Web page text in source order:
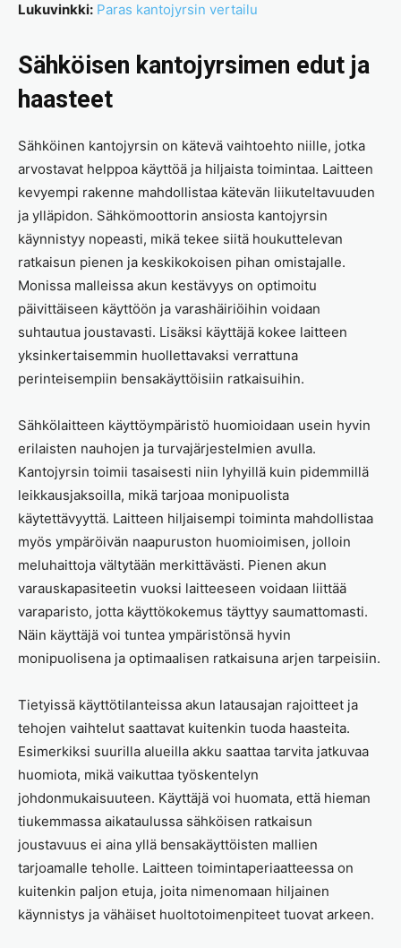
Lukuvinkki: Paras kantojyrsin vertailu
Sähköisen kantojyrsimen edut ja
haasteet
Sähköinen kantojyrsin on kätevä vaihtoehto niille, jotka
arvostavat helppoa käyttöä ja hiljaista toimintaa. Laitteen
kevyempi rakenne mahdollistaa kätevän liikuteltavuuden
ja ylläpidon. Sähkömoottorin ansiosta kantojyrsin
käynnistyy nopeasti, mikä tekee siitä houkuttelevan
ratkaisun pienen ja keskikokoisen pihan omistajalle.
Monissa malleissa akun kestävyys on optimoitu
päivittäiseen käyttöön ja varashäiriöihin voidaan
suhtautua joustavasti. Lisäksi käyttäjä kokee laitteen
yksinkertaisemmin huollettavaksi verrattuna
perinteisempiin bensakäyttöisiin ratkaisuihin.
Sähkölaitteen käyttöympäristö huomioidaan usein hyvin
erilaisten nauhojen ja turvajärjestelmien avulla.
Kantojyrsin toimii tasaisesti niin lyhyillä kuin pidemmillä
leikkausjaksoilla, mikä tarjoaa monipuolista
käytettävyyttä. Laitteen hiljaisempi toiminta mahdollistaa
myös ympäröivän naapuruston huomioimisen, jolloin
meluhaittoja vältytään merkittävästi. Pienen akun
varauskapasiteetin vuoksi laitteeseen voidaan liittää
varaparisto, jotta käyttökokemus täyttyy saumattomasti.
Näin käyttäjä voi tuntea ympäristönsä hyvin
monipuolisena ja optimaalisen ratkaisuna arjen tarpeisiin.
Tietyissä käyttötilanteissa akun latausajan rajoitteet ja
tehojen vaihtelut saattavat kuitenkin tuoda haasteita.
Esimerkiksi suurilla alueilla akku saattaa tarvita jatkuvaa
huomiota, mikä vaikuttaa työskentelyn
johdonmukaisuuteen. Käyttäjä voi huomata, että hieman
tiukemmassa aikataulussa sähköisen ratkaisun
joustavuus ei aina yllä bensakäyttöisten mallien
tarjoamalle teholle. Laitteen toimintaperiaatteessa on
kuitenkin paljon etuja, joita nimenomaan hiljainen
käynnistys ja vähäiset huoltotoimenpiteet tuovat arkeen.